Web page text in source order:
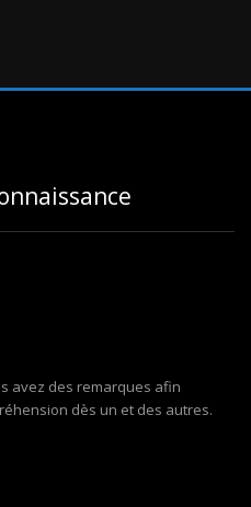
avez des remarques afin
dès un et des autres.